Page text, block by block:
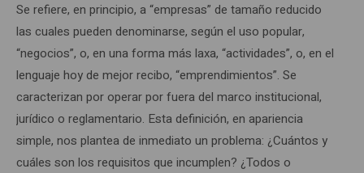
Se refiere, en principio, a “empresas” de tamaño reducido
las cuales pueden denominarse, según el uso popular,
“negocios”, o, en una forma más laxa, “actividades”, o, en el
lenguaje hoy de mejor recibo, “emprendimientos”. Se
caracterizan por operar por fuera del marco institucional,
jurídico o reglamentario. Esta definición, en apariencia
simple, nos plantea de inmediato un problema: ¿Cuántos y
cuáles son los requisitos que incumplen? ¿Todos o